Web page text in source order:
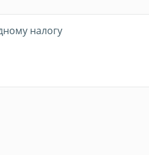
налогу